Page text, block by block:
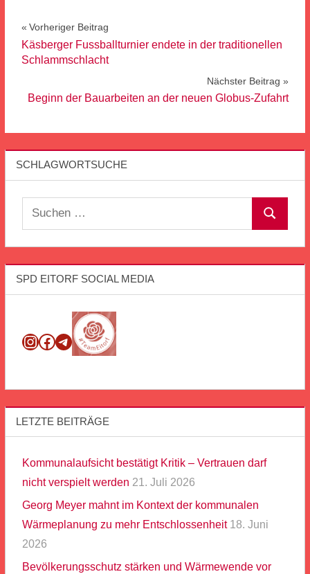
Beitragsnavigation
Vorheriger Beitrag
Käsberger Fussballturnier endete in der traditionellen
Schlammschlacht
Nächster Beitrag
Beginn der Bauarbeiten an der neuen Globus-Zufahrt
SCHLAGWORTSUCHE
Suchen
Suchen
SPD EITORF SOCIAL MEDIA
Instagram
Facebook
Telegram
LETZTE BEITRÄGE
Kommunalaufsicht bestätigt Kritik – Vertrauen darf
nicht verspielt werden 21. Juli 2026
Georg Meyer mahnt im Kontext der kommunalen
Wärmeplanung zu mehr Entschlossenheit 18. Juni
2026
Bevölkerungsschutz stärken und Wärmewende vor